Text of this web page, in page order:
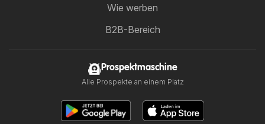
Wie werben
B2B-Bereich
Prospektmaschine
Alle Prospekte an einem Platz